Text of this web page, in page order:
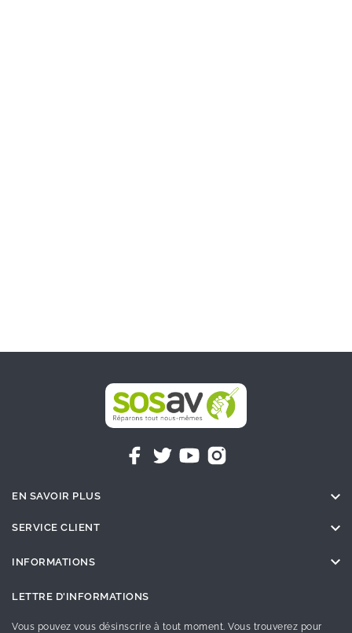
EN SAVOIR PLUS 
SERVICE CLIENT 
INFORMATIONS 
LETTRE D'INFORMATIONS
Vous pouvez vous désinscrire à tout moment. Vous trouverez pour